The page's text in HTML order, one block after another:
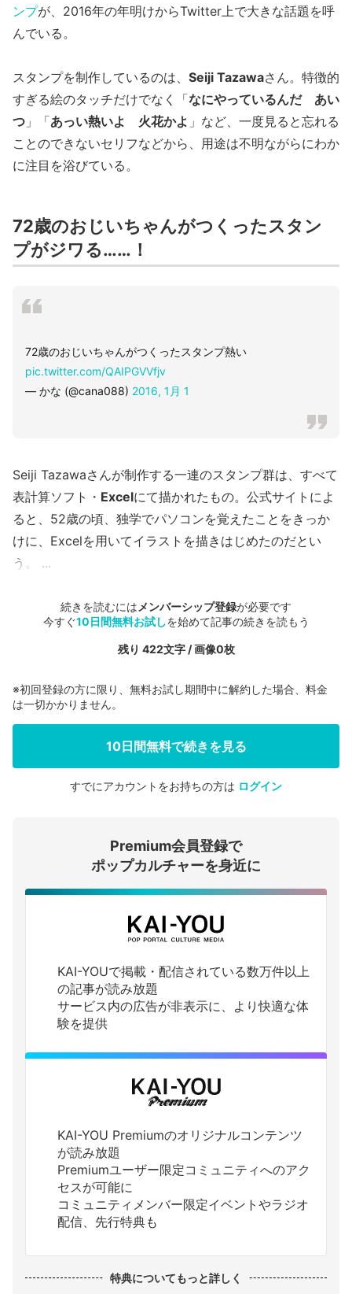
ンプが、2016年の年明けからTwitter上で大きな話題を呼
んでいる。
スタンプを制作しているのは、 Seiji Tazawaさん。特徴的
すぎる絵のタッチだけでなく「なにやっているんだ あい
つ 」「あっい熱いよ 火花かよ 」など、一度見ると忘れる
ことのできないセリフなどから、用途は不明ながらにわか
に注目を浴びている。
72歳のおじいちゃんがつくったスタン
プがジワる……！
72歳のおじいちゃんがつくったスタンプ熱い
pic.twitter.com/QAIPGVVfjv
— かな (@cana088) 2016, 1月 1
Seiji Tazawaさんが制作する一連のスタンプ群は、すべて
表計算ソフト・ Excelにて描かれたもの。公式サイトによ
ると、52歳の頃、独学でパソコンを覚えたことをきっか
けに、Excelを用いてイラストを描きはじめたのだとい
う。 ...
続きを読むには メンバーシップ登録が必要です
今すぐ10日間無料お試しを始めて記事の続きを読もう
残り 422文字 / 画像0枚
会員登録する
ログインする
※初回登録の方に限り、無料お試し期間中に解約した場合、料金
は一切かかりません。
10日間無料で続きを見る
すでにアカウントをお持ちの方は ログイン
Premium会員登録で
ポップカルチャーを身近に
KAI-YOUで掲載・配信されている数万件以上
の記事が読み放題
サービス内の広告が非表示に、より快適な体
験を提供
KAI-YOU Premiumのオリジナルコンテンツ
が読み放題
Premiumユーザー限定コミュニティへのアク
セスが可能に
コミュニティメンバー限定イベントやラジオ
配信、先行特典も
特典についてもっと詳しく